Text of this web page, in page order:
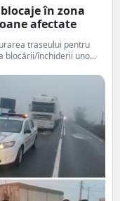
blocaje în zona
afectate
traseului pentru
blocării/închiderii uno...